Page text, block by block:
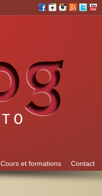
Cours et formations Contact